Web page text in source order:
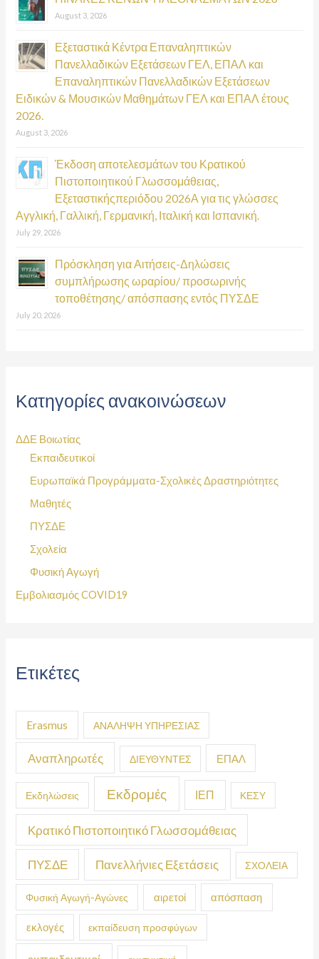
August 3, 2026
Εξεταστικά Κέντρα Επαναληπτικών
Πανελλαδικών Εξετάσεων ΓΕΛ, ΕΠΑΛ και
Επαναληπτικών Πανελλαδικών Εξετάσεων
Ειδικών & Μουσικών Μαθημάτων ΓΕΛ και ΕΠΑΛ έτους
2026.
August 3, 2026
Έκδοση αποτελεσμάτων του Κρατικού
Πιστοποιητικού Γλωσσομάθειας,
Εξεταστικήςπεριόδου 2026Α για τις γλώσσες
Αγγλική, Γαλλική, Γερμανική, Ιταλική και Ισπανική.
July 29, 2026
Πρόσκληση για Αιτήσεις-Δηλώσεις
συμπλήρωσης ωραρίου/ προσωρινής
τοποθέτησης/ απόσπασης εντός ΠΥΣΔΕ
July 20, 2026
Κατηγορίες ανακοινώσεων
ΔΔΕ Βοιωτίας
Εκπαιδευτικοί
Ευρωπαϊκά Προγράμματα-Σχολικές Δραστηριότητες
Μαθητές
ΠΥΣΔΕ
Σχολεία
Φυσική Αγωγή
Εμβολιασμός COVID19
Ετικέτες
Erasmus ΑΝΑΛΗΨΗ ΥΠΗΡΕΣΙΑΣ
Αναπληρωτές ΔΙΕΥΘΥΝΤΕΣ ΕΠΑΛ
Εκδηλώσεις Εκδρομές ΙΕΠ ΚΕΣΥ
Κρατικό Πιστοποιητικό Γλωσσομάθειας
ΠΥΣΔΕ Πανελλήνιες Εξετάσεις ΣΧΟΛΕΙΑ
Φυσική Αγωγή-Αγώνες αιρετοί απόσπαση
εκλογές εκπαίδευση προσφύγων